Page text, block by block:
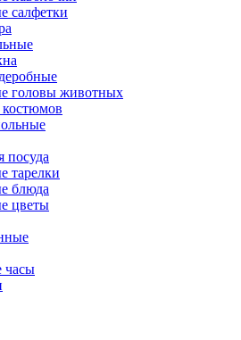
салфетки
головы животных
посуда
тарелки
блюда
цветы
часы